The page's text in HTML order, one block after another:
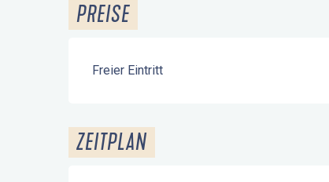
PREISE
Freier Eintritt
ZEITPLAN